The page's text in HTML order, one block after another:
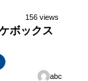
156 views
ボックス
abc